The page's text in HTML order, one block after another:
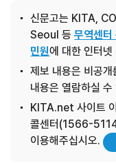
신문고는 KITA,
Seoul 등무역센터
민원에 대한 인터넷
제보 내용은 비공개
내용은 열람하실 수
KITA.net 사이트
콜센터(1566-
이용해주십시오.